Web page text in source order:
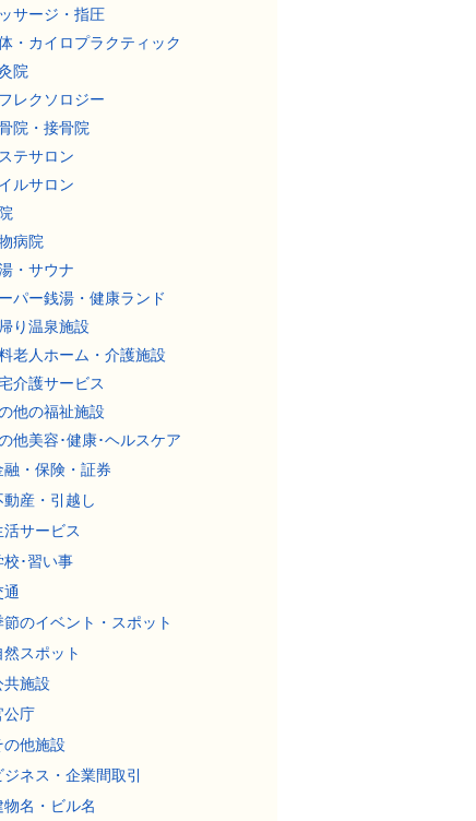
サージ・指圧
・カイロプラクティック
院
レクソロジー
院・接骨院
テサロン
ルサロン
病院
・サウナ
パー銭湯・健康ランド
り温泉施設
老人ホーム・介護施設
介護サービス
他の福祉施設
他美容･健康･ヘルスケア
融・保険・証券
動産・引越し
活サービス
校･習い事
通
節のイベント・スポット
然スポット
共施設
公庁
の他施設
ジネス・企業間取引
物名・ビル名